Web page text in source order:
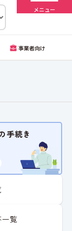
メニュー
事業者向け
手続き
覧